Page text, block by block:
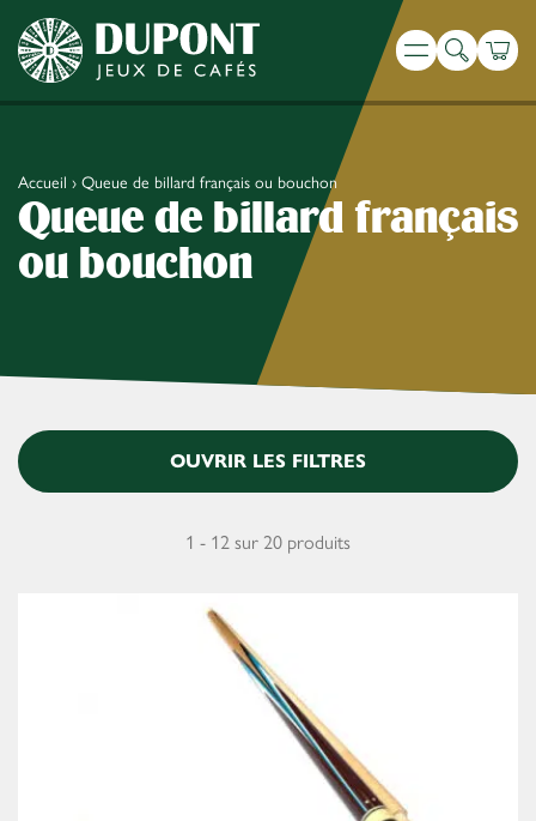
Menu
Recherche
Accueil › Queue de billard français ou bouchon
Queue de billard français
ou bouchon
OUVRIR LES FILTRES
1 - 12 sur 20 produits